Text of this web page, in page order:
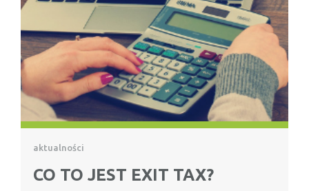
aktualności
CO TO JEST EXIT TAX?